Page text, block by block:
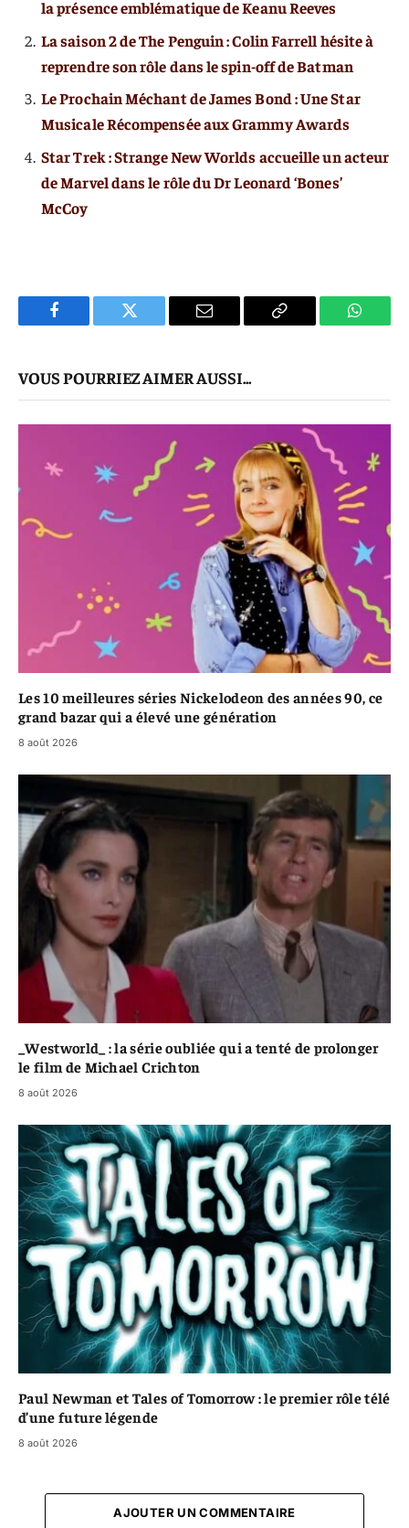
la présence emblématique de Keanu Reeves
La saison 2 de The Penguin : Colin Farrell hésite à
reprendre son rôle dans le spin-off de Batman
Le Prochain Méchant de James Bond : Une Star
Musicale Récompensée aux Grammy Awards
Star Trek : Strange New Worlds accueille un acteur
de Marvel dans le rôle du Dr Leonard ‘Bones’
McCoy
Facebook Twitter
E-
Copier
VOUS POURRIEZ AIMER AUSSI...
Les 10 meilleures séries Nickelodeon des années 90, ce
grand bazar qui a élevé une génération
8 août 2026
_Westworld_ : la série oubliée qui a tenté de prolonger
le film de Michael Crichton
8 août 2026
Paul Newman et Tales of Tomorrow : le premier rôle télé
d’une future légende
8 août 2026
AJOUTER UN COMMENTAIRE